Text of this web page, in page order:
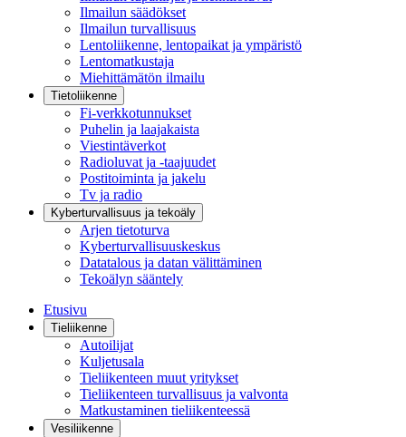
Ilmailun säädökset
Ilmailun turvallisuus
Lentoliikenne, lentopaikat ja ympäristö
Lentomatkustaja
Miehittämätön ilmailu
Tietoliikenne
Fi-verkkotunnukset
Puhelin ja laajakaista
Viestintäverkot
Radioluvat ja -taajuudet
Postitoiminta ja jakelu
Tv ja radio
Kyberturvallisuus ja tekoäly
Arjen tietoturva
Kyberturvallisuuskeskus
Datatalous ja datan välittäminen
Tekoälyn sääntely
Etusivu
Tieliikenne
Autoilijat
Kuljetusala
Tieliikenteen muut yritykset
Tieliikenteen turvallisuus ja valvonta
Matkustaminen tieliikenteessä
Vesiliikenne